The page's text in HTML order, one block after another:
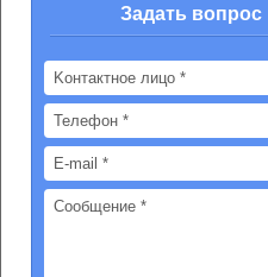
Задать вопрос